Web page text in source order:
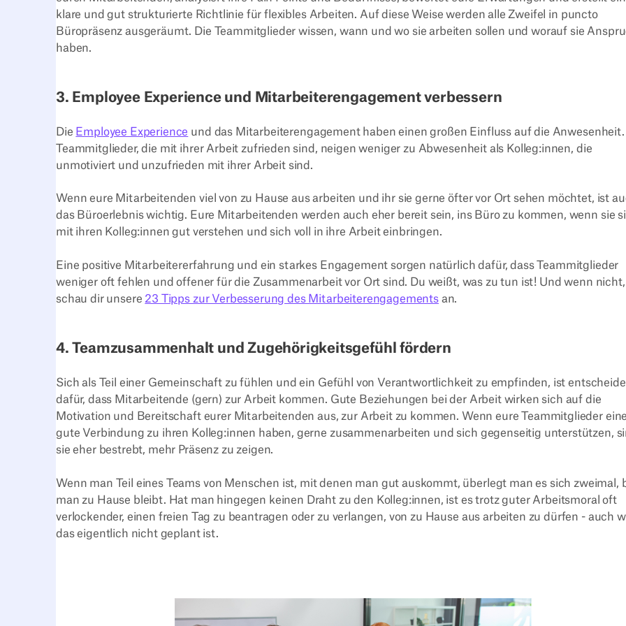
klare und gut strukturierte Richtlinie für flexibles Arbeiten. Auf diese Weise werden alle Zweifel in puncto
Büropräsenz ausgeräumt. Die Teammitglieder wissen, wann und wo sie arbeiten sollen und worauf sie
haben.
3. Employee Experience und Mitarbeiterengagement verbessern
Die Employee Experience und das Mitarbeiterengagement haben einen großen Einfluss auf die Anwesenheit.
Teammitglieder, die mit ihrer Arbeit zufrieden sind, neigen weniger zu Abwesenheit als Kolleg:innen, die
unmotiviert und unzufrieden mit ihrer Arbeit sind.
Wenn eure Mitarbeitenden viel von zu Hause aus arbeiten und ihr sie gerne öfter vor Ort sehen möchtet, ist
das Büroerlebnis wichtig. Eure Mitarbeitenden werden auch eher bereit sein, ins Büro zu kommen, wenn sie
mit ihren Kolleg:innen gut verstehen und sich voll in ihre Arbeit einbringen.
Eine positive Mitarbeitererfahrung und ein starkes Engagement sorgen natürlich dafür, dass Teammitglieder
weniger oft fehlen und offener für die Zusammenarbeit vor Ort sind. Du weißt, was zu tun ist! Und wenn nicht,
schau dir unsere 23 Tipps zur Verbesserung des Mitarbeiterengagementsan.
4. Teamzusammenhalt und Zugehörigkeitsgefühl fördern
Sich als Teil einer Gemeinschaft zu fühlen und ein Gefühl von Verantwortlichkeit zu empfinden, ist
dafür, dass Mitarbeitende (gern) zur Arbeit kommen. Gute Beziehungen bei der Arbeit wirken sich auf die
Motivation und Bereitschaft eurer Mitarbeitenden aus, zur Arbeit zu kommen. Wenn eure Teammitglieder eine
gute Verbindung zu ihren Kolleg:innen haben, gerne zusammenarbeiten und sich gegenseitig unterstützen,
sie eher bestrebt, mehr Präsenz zu zeigen.
Wenn man Teil eines Teams von Menschen ist, mit denen man gut auskommt, überlegt man es sich zweimal,
man zu Hause bleibt. Hat man hingegen keinen Draht zu den Kolleg:innen, ist es trotz guter Arbeitsmoral oft
verlockender, einen freien Tag zu beantragen oder zu verlangen, von zu Hause aus arbeiten zu dürfen - auch
das eigentlich nicht geplant ist.